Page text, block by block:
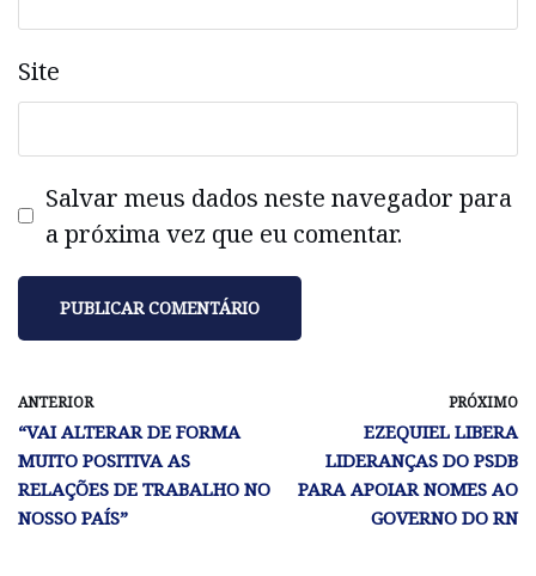
Site
Salvar meus dados neste navegador para
a próxima vez que eu comentar.
ANTERIOR
“VAI ALTERAR DE FORMA
MUITO POSITIVA AS
RELAÇÕES DE TRABALHO NO
NOSSO PAÍS”
PRÓXIMO
EZEQUIEL LIBERA
LIDERANÇAS DO PSDB
PARA APOIAR NOMES AO
GOVERNO DO RN